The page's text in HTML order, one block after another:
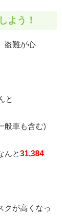
よう！
盗難が心
と
般車も含む)
んと31,384
クが高くなっ